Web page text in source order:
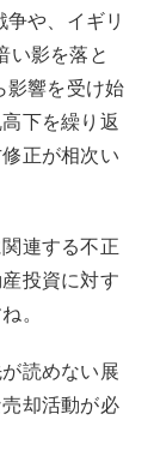
や、イギリ
い影を落と
影響を受け始
下を繰り返
正が相次い
連する不正
投資に対す
。
読めない展
却活動が必